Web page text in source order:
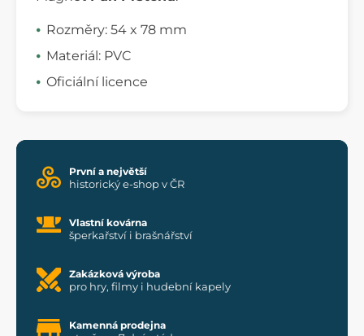
Rozměry: 54 x 78 mm
Materiál: PVC
Oficiální licence
První a největší
historický e-shop v ČR
Vlastní kovárna
šperkařství i brašnářství
Zakázková výroba
pro hry, filmy i hudební kapely
Kamenná prodejna